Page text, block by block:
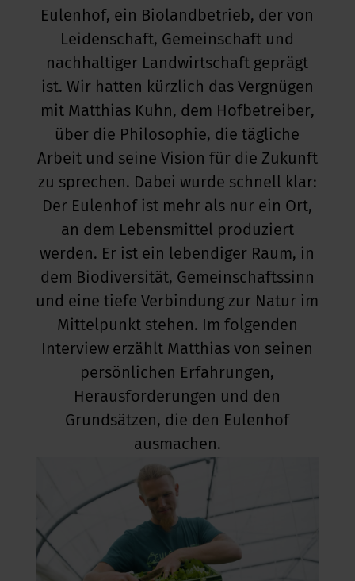
im Büro
Eulenhof, ein Biolandbetrieb, der von
Leidenschaft, Gemeinschaft und
nachhaltiger Landwirtschaft geprägt
ist. Wir hatten kürzlich das Vergnügen
mit Matthias Kuhn, dem Hofbetreiber,
über die Philosophie, die tägliche
Arbeit und seine Vision für die Zukunft
zu sprechen. Dabei wurde schnell klar:
Der Eulenhof ist mehr als nur ein Ort,
an dem Lebensmittel produziert
werden. Er ist ein lebendiger Raum, in
dem Biodiversität, Gemeinschaftssinn
und eine tiefe Verbindung zur Natur im
Mittelpunkt stehen. Im folgenden
Interview erzählt Matthias von seinen
persönlichen Erfahrungen,
Herausforderungen und den
Grundsätzen, die den Eulenhof
ausmachen.